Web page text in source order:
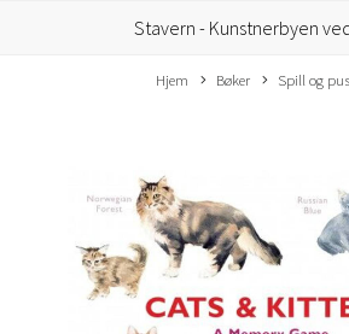
Stavern - Kunstnerbyen
Hjem Bøker Spill og